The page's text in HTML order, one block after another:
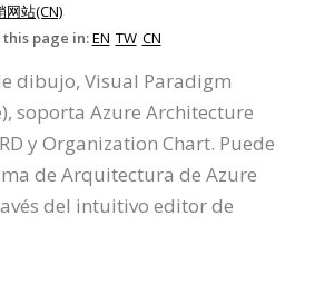
网站(CN)
this page in:EN TW CN
dibujo, Visual Paradigm
soporta Azure Architecture
y Organization Chart. Puede
de Arquitectura de Azure
del intuitivo editor de